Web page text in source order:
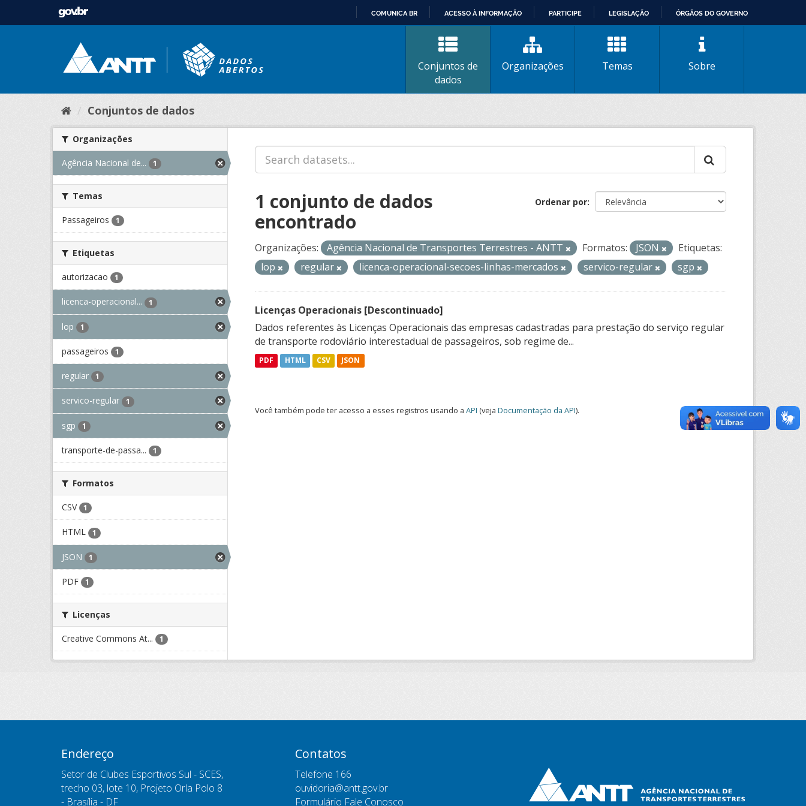
CONTEÚDO
COMUNICA BR ACESSO À INFORMAÇÃO PARTICIPE LEGISLAÇÃO ÓRGÃOS DO GOVERNO
Conjuntos de
dados
Organizações Temas Sobre
Conjuntos de dados
Organizações
Agência Nacional de... 1
Temas
Passageiros 1
Etiquetas
autorizacao 1
licenca-operacional... 1
lop 1
passageiros 1
regular 1
servico-regular 1
sgp 1
transporte-de-passa... 1
Formatos
CSV 1
HTML 1
JSON 1
PDF 1
Licenças
Creative Commons At... 1
Ordenar por
1 conjunto de dados
encontrado
Organizações: Agência Nacional de Transportes Terrestres - ANTT Formatos: JSON
Etiquetas:
lop
regular licenca-operacional-secoes-linhas-mercados servico-regular sgp
Licenças Operacionais [Descontinuado]
Dados referentes às Licenças Operacionais das empresas cadastradas para prestação do serviço regular
de transporte rodoviário interestadual de passageiros, sob regime de...
PDF HTML CSV JSON
Você também pode ter acesso a esses registros usando a API (veja Documentação da API).
Endereço
Setor de Clubes Esportivos Sul - SCES,
trecho 03, lote 10, Projeto Orla Polo 8
- Brasília - DF
Contatos
Telefone 166
ouvidoria@antt.gov.br
Formulário Fale Conosco